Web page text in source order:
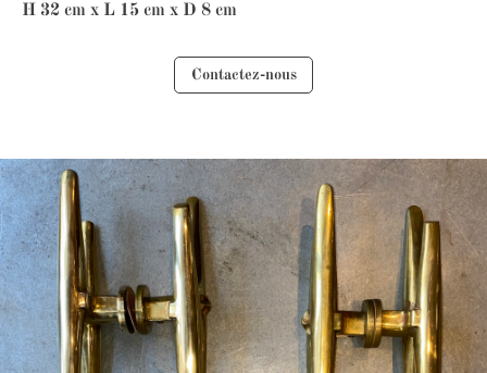
H 32 cm x L 15 cm x D 8 cm
Contactez-nous